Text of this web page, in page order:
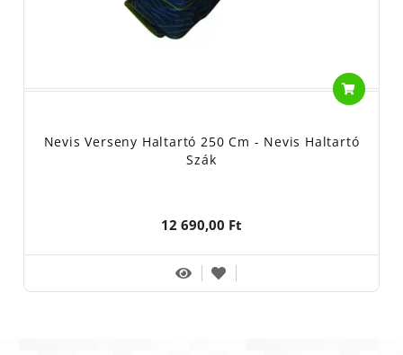
Nevis Verseny Haltartó 250 Cm - Nevis Haltartó
Szák
12 690,00 Ft